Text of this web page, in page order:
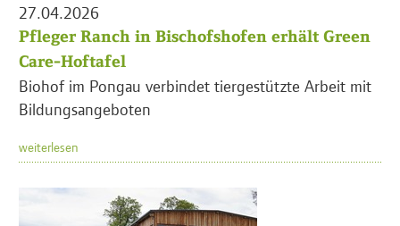
27.04.2026
Pfleger Ranch in Bischofshofen erhält Green
Care-Hoftafel
Biohof im Pongau verbindet tiergestützte Arbeit mit
Bildungsangeboten
weiterlesen